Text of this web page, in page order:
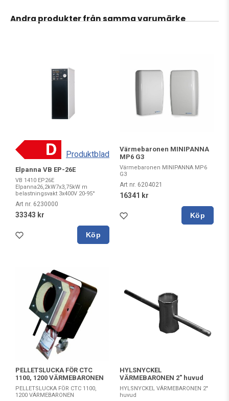
Andra produkter från samma varumärke
Produktblad
Elpanna VB EP-26E
VB 1410 EP26E
Elpanna26,2kW7x3,75kW m
belastningsvakt 3x400V 20-95°
Art nr. 6230000
33343 kr
Köp
Värmebaronen MINIPANNA
MP6 G3
Värmebaronen MINIPANNA MP6
G3
Art nr. 6204021
16341 kr
Köp
PELLETSLUCKA FÖR CTC
1100, 1200 VÄRMEBARONEN
PELLETSLUCKA FÖR CTC 1100,
1200 VÄRMEBARONEN
HYLSNYCKEL
VÄRMEBARONEN 2" huvud
HYLSNYCKEL VÄRMEBARONEN 2"
huvud